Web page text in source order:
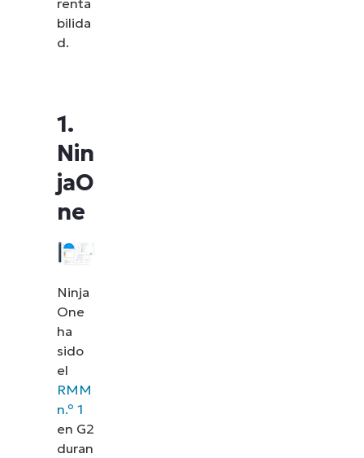
renta
bilida
d.
1.
Nin
jaO
ne
Ninja
One
ha
sido
el
RMM
n.º 1
en G2
duran